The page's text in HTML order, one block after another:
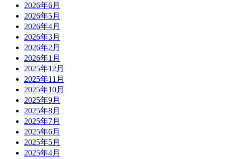
2026年6月
2026年5月
2026年4月
2026年3月
2026年2月
2026年1月
2025年12月
2025年11月
2025年10月
2025年9月
2025年8月
2025年7月
2025年6月
2025年5月
2025年4月